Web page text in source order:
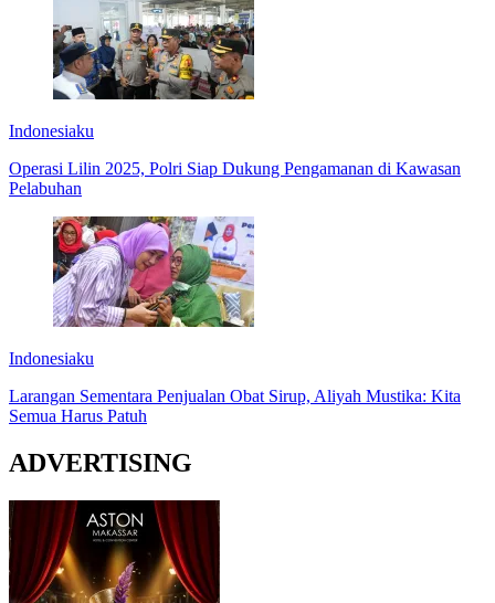
Indonesiaku
Operasi Lilin 2025, Polri Siap Dukung Pengamanan di Kawasan
Pelabuhan
Indonesiaku
Larangan Sementara Penjualan Obat Sirup, Aliyah Mustika: Kita
Semua Harus Patuh
ADVERTISING